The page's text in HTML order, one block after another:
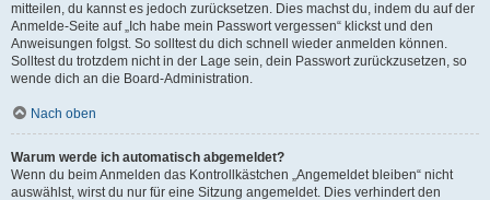
mitteilen, du kannst es jedoch zurücksetzen. Dies machst du, indem du auf der
Anmelde-Seite auf „Ich habe mein Passwort vergessen“ klickst und den
Anweisungen folgst. So solltest du dich schnell wieder anmelden können.
Solltest du trotzdem nicht in der Lage sein, dein Passwort zurückzusetzen, so
wende dich an die Board-Administration.
Nach oben
Warum werde ich automatisch abgemeldet?
Wenn du beim Anmelden das Kontrollkästchen „Angemeldet bleiben“ nicht
auswählst, wirst du nur für eine Sitzung angemeldet. Dies verhindert den